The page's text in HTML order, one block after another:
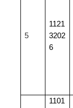
5
1121
3202
6
1101